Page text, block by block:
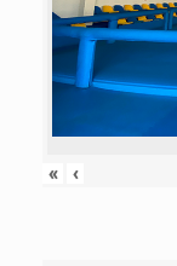
« ‹